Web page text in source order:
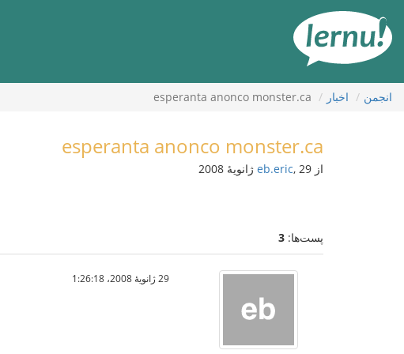
محتوا
انجمن اخبار esperanta anonco monster.ca
esperanta anonco monster.ca
از eb.eric, 29 ژانویهٔ 2008
پست‌ها: 3
29 ژانویهٔ 2008،‏ 1:26:18